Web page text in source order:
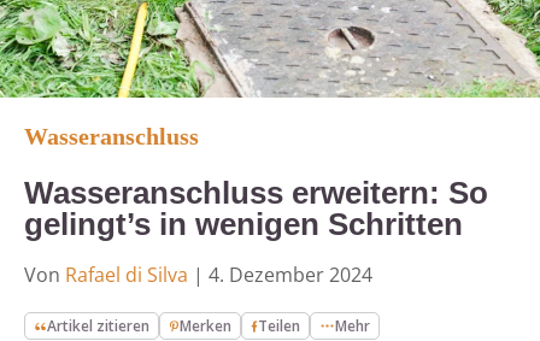
Wasseranschluss
Wasseranschluss erweitern: So
gelingt’s in wenigen Schritten
Von Rafael di Silva | 4. Dezember 2024
Artikel zitieren Merken Teilen Mehr